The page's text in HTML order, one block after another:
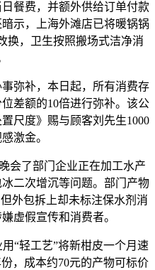
餐费，并额外供给订单付款
示，上海外滩店已将暖锅锅
换，卫生按照搬场式洁净消
弥补，本日起，所有消费存
差额的10倍进行弥补。该公
尺度》赐与顾客刘先生1000
激金。
会了部门企业正在加工水产
二次增沉等问题。部门产物
外包拆上却未标注保水剂消
虚假宣传和消费者。
轻工艺”将新柑皮一个月速
，成本约70元的产物可标价